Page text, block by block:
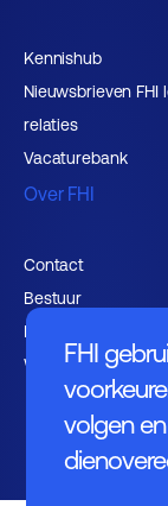
FHI
volgen
Kennishub
Nieuwsbrieven FHI
relaties
Vacaturebank
Over FHI
Contact
Bestuur
Medewerkers
Werken bij FHI